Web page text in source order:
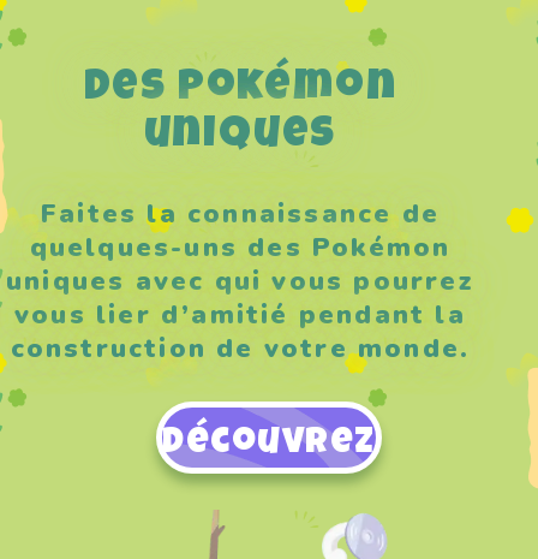
Des Pokémon
uniques
Faites la connaissance de
quelques-uns des Pokémon
uniques avec qui vous pourrez
vous lier d’amitié pendant la
construction de votre monde.
Découvrez